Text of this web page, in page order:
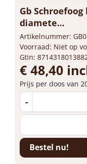
Gb
diamete...
Artikelnummer:
Voorraad: Niet op
Gtin:
€ 48,40
Prijs per doos van
-
Bestel nu!